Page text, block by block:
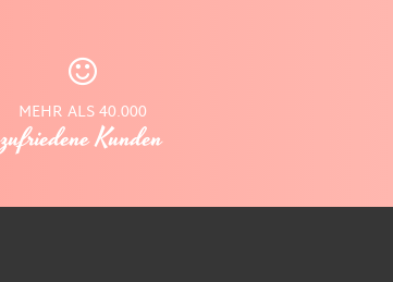
MEHR ALS 40.000
zufriedene Kunden